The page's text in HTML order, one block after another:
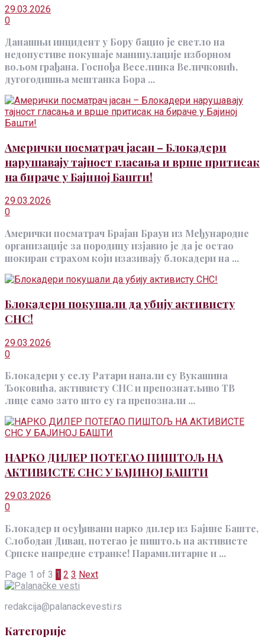
29.03.2026
0
Данашњи инцидент у Бору бацио је светло на
недопустиве покушаје манипулације изборном
вољом грађана. Госпођа Веселинка Величковић,
дугогодишња мештанка Бора ...
Амерички посматрач јасан – Блокадери
нарушавају тајност гласања и врше притисак
на бираче у Бајиној Башти!
29.03.2026
0
Амерички посматрач Брајан Браун из Међународне
организације за породицу изјавио је да је остао
шокиран страхом који изазивају блокадери на ...
Блокадери покушали да убију активисту
СНС!
29.03.2026
0
Блокадери у селу Ратари напали су Вукашина
Ђоковића, активисту СНС и препознатљиво ТВ
лице само зато што су га препознали ...
НАРКО ДИЛЕР ПОТЕГАО ПИШТОЉ НА
АКТИВИСТЕ СНС У БАЈИНОЈ БАШТИ
29.03.2026
0
Блокадер и осуђивани нарко дилер из Бајине Баште,
Слободан Дивац, потегао је пиштољ на активисте
Српске напредне странке! Парамилитарне и ...
Page 1 of 3 1 2 3 Next
redakcija@palanackevesti.rs
Категорије